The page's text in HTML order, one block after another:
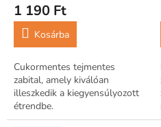
1 190 Ft
Kosárba
Cukormentes tejmentes
zabital, amely kiválóan
illeszkedik a kiegyensúlyozott
étrendbe.